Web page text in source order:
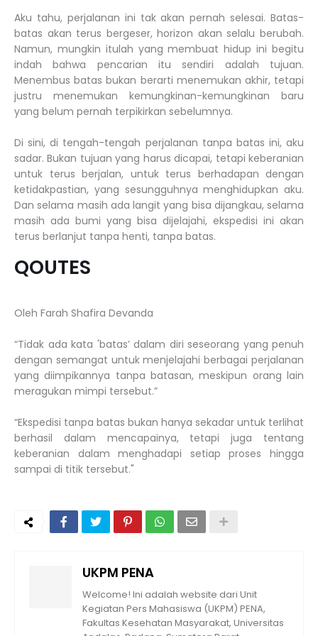
Aku tahu, perjalanan ini tak akan pernah selesai. Batas-
batas akan terus bergeser, horizon akan selalu berubah.
Namun, mungkin itulah yang membuat hidup ini begitu
indah bahwa pencarian itu sendiri adalah tujuan.
Menembus batas bukan berarti menemukan akhir, tetapi
justru menemukan kemungkinan-kemungkinan baru
yang belum pernah terpikirkan sebelumnya.
Di sini, di tengah-tengah perjalanan tanpa batas ini, aku
sadar. Bukan tujuan yang harus dicapai, tetapi keberanian
untuk terus berjalan, untuk terus berhadapan dengan
ketidakpastian, yang sesungguhnya menghidupkan aku.
Dan selama masih ada langit yang bisa dijangkau, selama
masih ada bumi yang bisa dijelajahi, ekspedisi ini akan
terus berlanjut tanpa henti, tanpa batas.
QOUTES
Oleh Farah Shafira Devanda
“Tidak ada kata 'batas’ dalam diri seseorang yang penuh
dengan semangat untuk menjelajahi berbagai perjalanan
yang diimpikannya tanpa batasan, meskipun orang lain
meragukan mimpi tersebut.”
“Ekspedisi tanpa batas bukan hanya sekadar untuk terlihat
berhasil dalam mencapainya, tetapi juga tentang
keberanian dalam menghadapi setiap proses hingga
sampai di titik tersebut."
UKPM PENA
Welcome! Ini adalah website dari Unit
Kegiatan Pers Mahasiswa (UKPM) PENA,
Fakultas Kesehatan Masyarakat, Universitas